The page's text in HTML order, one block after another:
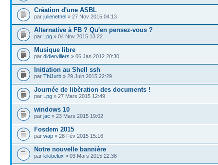
Création d'une ASBL
par julienetnel » 27 Nov 2015 04:13
Alternative à FB ? Qu'en pensez-vous ?
par Lpg » 04 Nov 2015 13:22
Musique libre
par didiervillers » 06 Jan 2012 20:30
Initiation au Shell ssh
par ThiJurb » 29 Juin 2015 22:29
Journée de libèration des documents !
par Lpg » 27 Mars 2015 12:49
windows 10
par jac » 23 Mars 2015 19:02
Fosdem 2015
par wap » 28 Fév 2015 15:16
Notre nouvelle bannière
par kikibelux » 03 Mars 2015 22:38